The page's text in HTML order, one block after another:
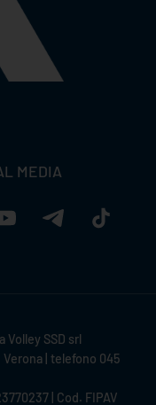
MEDIA
SSD srl
Verona | telefono 045
| Cod. FIPAV